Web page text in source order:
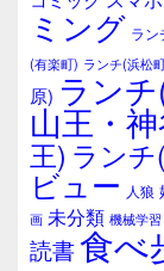
ア
ミング ラン
(有楽町) ランチ(浜松
原) ラン
山王・
王) ラン
ビュー 人狼
画 未分類 機械学
読書食べ